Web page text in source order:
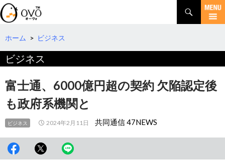
検
索
コ
テ
へ
移
ホーム > ビジネス
ビジネス
富士通、6000億円超の契約 欠陥認定後
も政府系機関と
ビジネス 2024年2月11日 共同通信 47NEWS